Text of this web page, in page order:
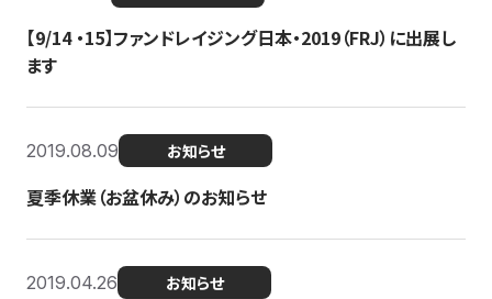
【9/14 ・15】ファンドレイジング日本・2019（FRJ）に出展し
ます
2019.08.09 お知らせ
夏季休業（お盆休み）のお知らせ
2019.04.26 お知らせ